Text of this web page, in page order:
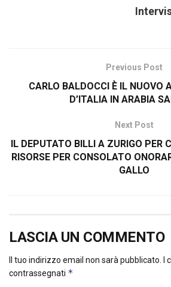
Previous Post
CARLO BALDOCCI È IL NUOVO
D’ITALIA IN ARABIA
Next Post
IL DEPUTATO BILLI A ZURIGO PER
RISORSE PER CONSOLATO
GALLO
LASCIA UN COMMENTO
Il tuo indirizzo email non sarà pubblicato.
I
contrassegnati *